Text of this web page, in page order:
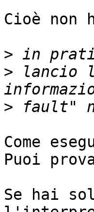
Cioè non
>
> lancio
>
Come
Puoi
Se hai